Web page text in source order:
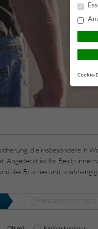
die insbesondere in
Abgedeckt ist Ihr Besitz
des Bruches und
Cookie-